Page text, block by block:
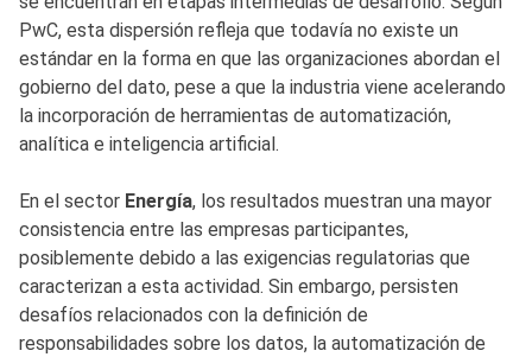
PwC, esta dispersión refleja que todavía no existe un
estándar en la forma en que las organizaciones abordan el
gobierno del dato, pese a que la industria viene acelerando
la incorporación de herramientas de automatización,
analítica e inteligencia artificial.
En el sector Energía, los resultados muestran una mayor
consistencia entre las empresas participantes,
posiblemente debido a las exigencias regulatorias que
caracterizan a esta actividad. Sin embargo, persisten
desafíos relacionados con la definición de
responsabilidades sobre los datos, la automatización de